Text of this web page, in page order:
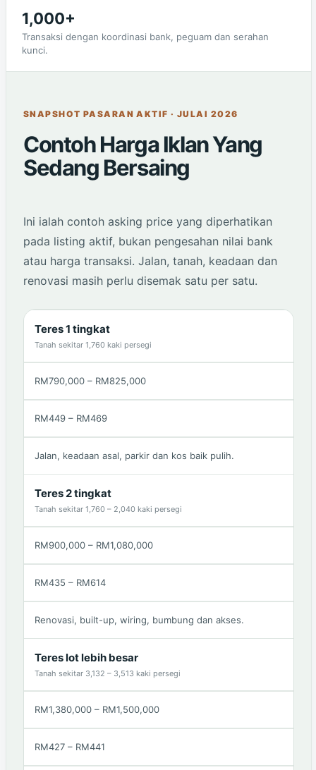
1,000+
Transaksi dengan koordinasi bank, peguam dan serahan
kunci.
SNAPSHOT PASARAN AKTIF · JULAI 2026
Contoh Harga Iklan Yang
Sedang Bersaing
Ini ialah contoh asking price yang diperhatikan
pada listing aktif, bukan pengesahan nilai bank
atau harga transaksi. Jalan, tanah, keadaan dan
renovasi masih perlu disemak satu per satu.
Teres 1 tingkat
Tanah sekitar 1,760 kaki persegi
RM790,000 – RM825,000
RM449 – RM469
Jalan, keadaan asal, parkir dan kos baik pulih.
Teres 2 tingkat
Tanah sekitar 1,760 – 2,040 kaki persegi
RM900,000 – RM1,080,000
RM435 – RM614
Renovasi, built-up, wiring, bumbung dan akses.
Teres lot lebih besar
Tanah sekitar 3,132 – 3,513 kaki persegi
RM1,380,000 – RM1,500,000
RM427 – RM441